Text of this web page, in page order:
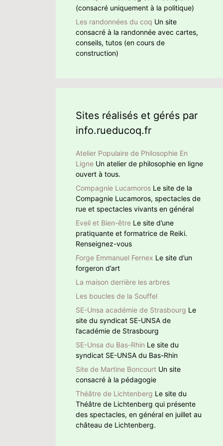
(consacré uniquement à la politique)
Les randonnées du coq Un site
consacré à la randonnée avec cartes,
conseils, tutos (en cours de
construction)
Sites réalisés et gérés par
info.rueducoq.fr
Atelier Populaire de Philosophie En
Ligne Un atelier de philosophie en ligne
ouvert à tous.
Compagnie Lucamoros Le site de la
Compagnie Lucamoros, spectacles de
rue et spectacles vivants en général
Eveil et Bien-être Le site d’une
pratiquante et formatrice de Reiki.
Renseignez-vous
Forge Emmanuel Fernex Le site d’un
forgeron d’art
La maison derrière les arbres
Les boucles de la Souffel
SE-Unsa académie de Strasbourg Le
site du syndicat SE-UNSA de
l’académie de Strasbourg
SE-Unsa du Bas-Rhin Le site du
syndicat SE-UNSA du Bas-Rhin
Site de Martine Boncourt Un site
consacré à la pédagogie
Théâtre de Lichtenberg Le site du
Théâtre de Lichtenberg qui présente
des spectacles, en général en juillet au
château de Lichtenberg.